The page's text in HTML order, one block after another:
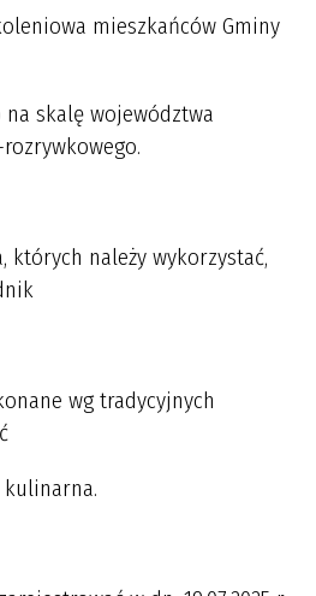
mieszkańców Gminy
skalę województwa
których należy wykorzystać,
wg tradycyjnych